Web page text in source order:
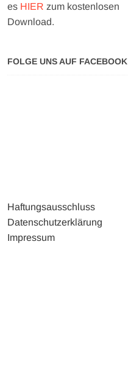
es HIER zum kostenlosen
Download.
FOLGE UNS AUF FACEBOOK
Haftungsausschluss
Datenschutzerklärung
Impressum